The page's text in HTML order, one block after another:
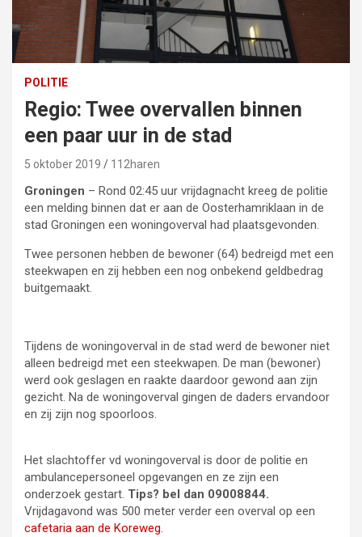
POLITIE
Regio: Twee overvallen binnen
een paar uur in de stad
5 oktober 2019 112haren
Groningen – Rond 02:45 uur vrijdagnacht kreeg de politie
een melding binnen dat er aan de Oosterhamriklaan in de
stad Groningen een woningoverval had plaatsgevonden.
Twee personen hebben de bewoner (64) bedreigd met een
steekwapen en zij hebben een nog onbekend geldbedrag
buitgemaakt.
Tijdens de woningoverval in de stad werd de bewoner niet
alleen bedreigd met een steekwapen. De man (bewoner)
werd ook geslagen en raakte daardoor gewond aan zijn
gezicht. Na de woningoverval gingen de daders ervandoor
en zij zijn nog spoorloos.
Het slachtoffer vd woningoverval is door de politie en
ambulancepersoneel opgevangen en ze zijn een
onderzoek gestart. Tips? bel dan 09008844.
Vrijdagavond was 500 meter verder een overval op een
cafetaria aan de Koreweg.